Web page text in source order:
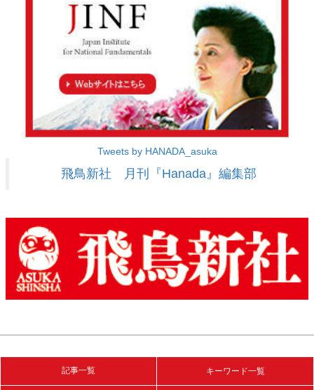
Tweets by HANADA_asuka
飛鳥新社 月刊『Hanada』編集部
記事一覧 キーワード一覧